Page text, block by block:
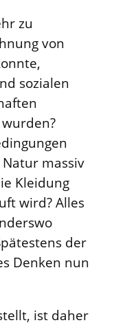
zu
von
sozialen
massiv
Kleidung
wird? Alles
der
Denken nun
ist daher